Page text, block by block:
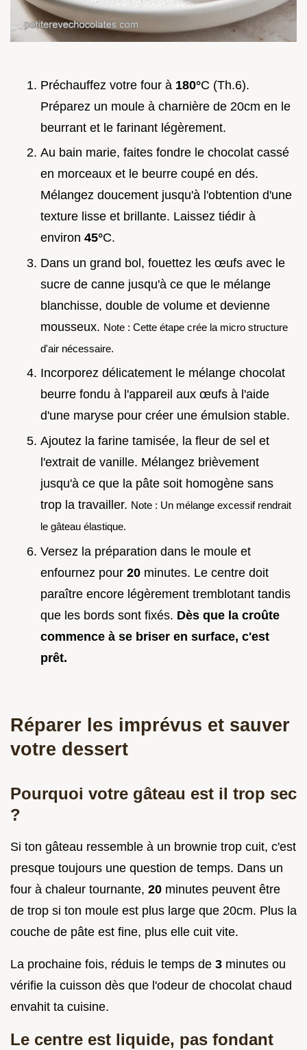
Préchauffez votre four à 180°C (Th.6).
Préparez un moule à charnière de 20cm en le
beurrant et le farinant légèrement.
Au bain marie, faites fondre le chocolat cassé
en morceaux et le beurre coupé en dés.
Mélangez doucement jusqu'à l'obtention d'une
texture lisse et brillante. Laissez tiédir à
environ 45°C.
Dans un grand bol, fouettez les œufs avec le
sucre de canne jusqu'à ce que le mélange
blanchisse, double de volume et devienne
mousseux. Note : Cette étape crée la micro structure
d'air nécessaire.
Incorporez délicatement le mélange chocolat
beurre fondu à l'appareil aux œufs à l'aide
d'une maryse pour créer une émulsion stable.
Ajoutez la farine tamisée, la fleur de sel et
l'extrait de vanille. Mélangez brièvement
jusqu'à ce que la pâte soit homogène sans
trop la travailler. Note : Un mélange excessif rendrait
le gâteau élastique.
Versez la préparation dans le moule et
enfournez pour 20 minutes. Le centre doit
paraître encore légèrement tremblotant tandis
que les bords sont fixés. Dès que la croûte
commence à se briser en surface, c'est
prêt.
Réparer les imprévus et sauver
votre dessert
Pourquoi votre gâteau est il trop sec
?
Si ton gâteau ressemble à un brownie trop cuit, c'est
presque toujours une question de temps. Dans un
four à chaleur tournante, 20 minutes peuvent être
de trop si ton moule est plus large que 20cm. Plus la
couche de pâte est fine, plus elle cuit vite.
La prochaine fois, réduis le temps de 3 minutes ou
vérifie la cuisson dès que l'odeur de chocolat chaud
envahit ta cuisine.
Le centre est liquide, pas fondant